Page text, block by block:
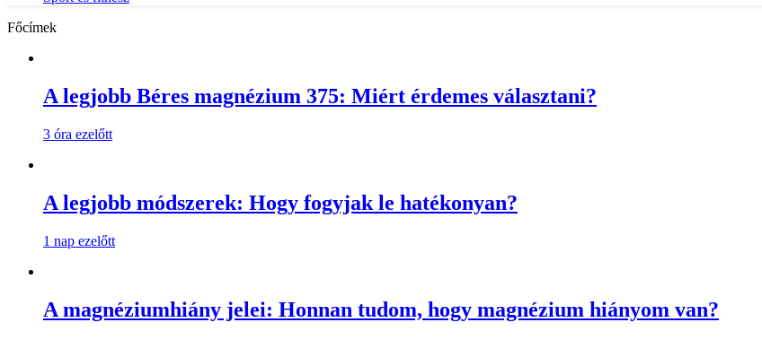
Főcímek
A legjobb Béres magnézium 375: Miért érdemes választani?
3 óra ezelőtt
A legjobb módszerek: Hogy fogyjak le hatékonyan?
1 nap ezelőtt
A magnéziumhiány jelei: Honnan tudom, hogy magnézium hiányom van?